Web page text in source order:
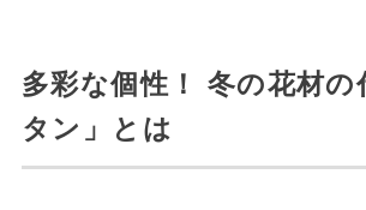
多彩な個性！ 冬の花材の
タン」とは